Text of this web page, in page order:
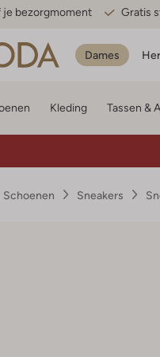
je bezorgmoment Gratis
Dames
Kleding Tassen &
Schoenen Sneakers